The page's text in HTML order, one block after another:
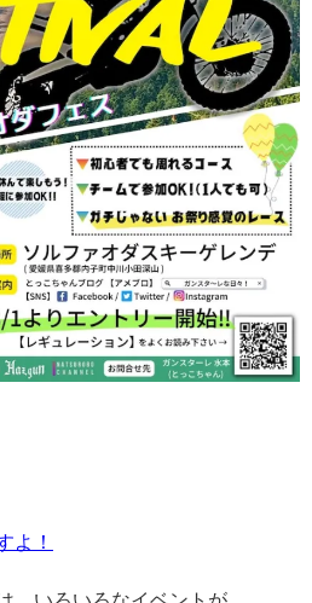
よ！
、いろいろなイベントが